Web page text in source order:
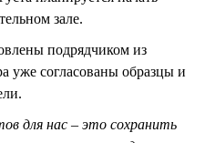
зале.
подрядчиком из
уже согласованы образцы и
для нас – это сохранить